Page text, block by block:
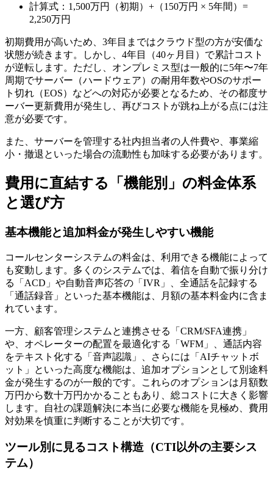
計算式：1,500万円（初期）+（150万円 × 5年間）=
2,250万円
初期費用が高いため、3年目まではクラウド型の方が安価な
状態が続きます。しかし、4年目（40ヶ月目）で累計コスト
が逆転します。ただし、オンプレミス型は一般的に5年〜7年
周期でサーバー（ハードウェア）の耐用年数やOSのサポー
ト切れ（EOS）などへの対応が必要となるため、その都度サ
ーバー更新費用が発生し、再びコストが跳ね上がる点には注
意が必要です。
また、サーバーを管理する社内担当者の人件費や、事業縮
小・撤退といった場合の流動性も加味する必要があります。
費用に直結する「機能別」の料金体系
と選び方
基本機能と追加料金が発生しやすい機能
コールセンターシステムの料金は、利用できる機能によって
も変動します。多くのシステムでは、着信を自動で振り分け
る「ACD」や自動音声応答の「IVR」、全通話を記録する
「通話録音」といった基本機能は、月額の基本料金内に含ま
れています。
一方、顧客管理システムと連携させる「CRM/SFA連携」
や、オペレーターの配置を最適化する「WFM」、通話内容
をテキスト化する「音声認識」、さらには「AIチャットボ
ット」といった高度な機能は、追加オプションとして別途料
金が発生するのが一般的です。これらのオプションは月額数
万円から数十万円かかることもあり、総コストに大きく影響
します。自社の課題解決に本当に必要な機能を見極め、費用
対効果を慎重に判断することが大切です。
ツール別に見るコスト構造（CTI以外の主要シス
テム）